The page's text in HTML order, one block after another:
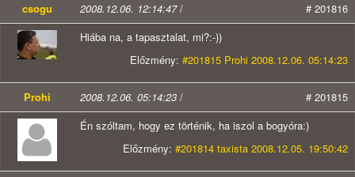
csogu 2008.12.06. 12:14:47/
# 201816
Hiába na, a tapasztalat, mi?:-))
Előzmény: #201815 Prohi 2008.12.06. 05:14:23
Prohi 2008.12.06. 05:14:23 /
# 201815
Én szóltam, hogy ez történik, ha iszol a bogyóra:)
Előzmény: #201814 taxista 2008.12.05. 19:50:42